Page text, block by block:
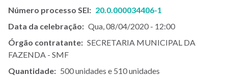
Número processo SEI
20.0.000034406-1
Data da celebração
Qua, 08/04/2020 - 12:00
Órgão contratante
SECRETARIA MUNICIPAL DA
FAZENDA - SMF
Quantidade
500 unidades e 510 unidades